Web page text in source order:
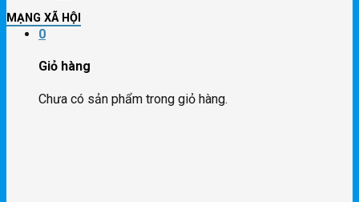
0
Giỏ hàng
Chưa có sản phẩm trong giỏ hàng.
MẠNG XÃ HỘI